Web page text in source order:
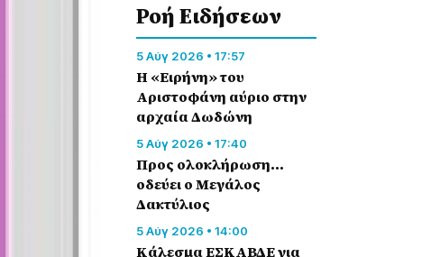
Ροή Eιδήσεων
5 Αύγ 2026 • 17:57
Η «Ειρήνη» του
Αριστοφάνη αύριο στην
αρχαία Δωδώνη
5 Αύγ 2026 • 17:40
Προς ολοκλήρωση…
οδεύει ο Μεγάλος
Δακτύλιος
5 Αύγ 2026 • 14:00
Κάλεσμα ΕΣΚΑΒΔΕ για